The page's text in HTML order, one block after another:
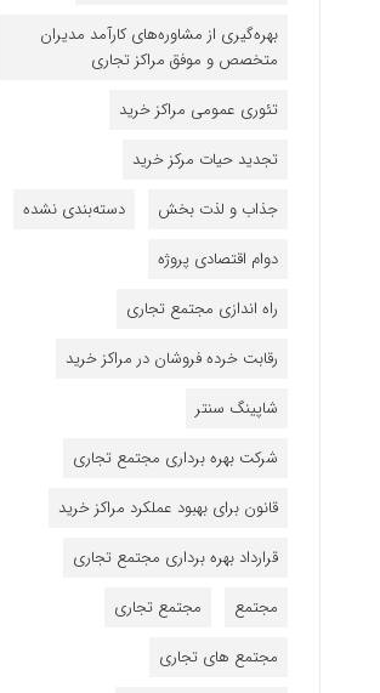
بهره‌گیری از مشاوره‌های کارآمد مدیران
متخصص و موفق مراکز تجاری
تئوری عمومی مراکز خرید
تجدید حیات مرکز خرید
جذاب و لذت بخش
دسته‌بندی نشده
دوام اقتصادی پروژه
راه اندازی مجتمع تجاری
رقابت خرده فروشان در مراکز خرید
شاپینگ سنتر
شرکت بهره برداری مجتمع تجاری
قانون برای بهبود عملکرد مراکز خرید
قرارداد بهره برداری مجتمع تجاری
مجتمع
مجتمع تجاری
مجتمع های تجاری